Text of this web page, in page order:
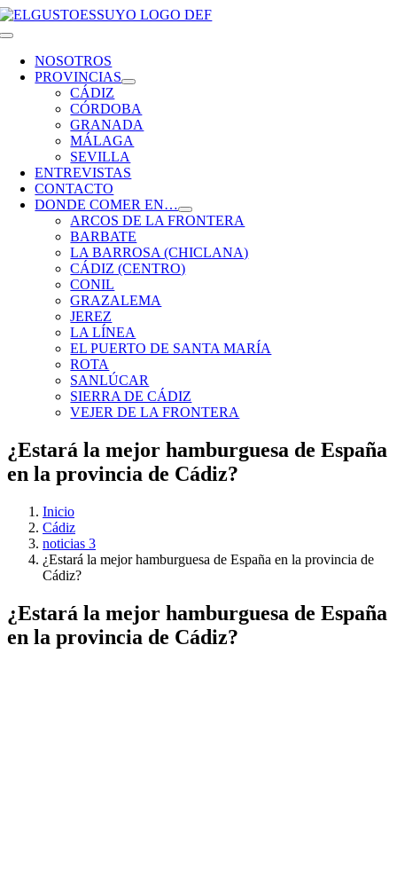
Saltar
al
Toggle
NavigationNOSOTROS
PROVINCIAS
CÁDIZ
CÓRDOBA
GRANADA
MÁLAGA
SEVILLA
ENTREVISTAS
CONTACTO
DONDE COMER EN…
ARCOS DE LA FRONTERA
BARBATE
LA BARROSA (CHICLANA)
CÁDIZ (CENTRO)
CONIL
GRAZALEMA
JEREZ
LA LÍNEA
EL PUERTO DE SANTA MARÍA
ROTA
SANLÚCAR
SIERRA DE CÁDIZ
VEJER DE LA FRONTERA
¿Estará la mejor hamburguesa de España
en la provincia de Cádiz?
Inicio
Cádiz
noticias 3
¿Estará la mejor hamburguesa de España en la provincia de
Cádiz?
¿Estará la mejor hamburguesa de España
en la provincia de Cádiz?